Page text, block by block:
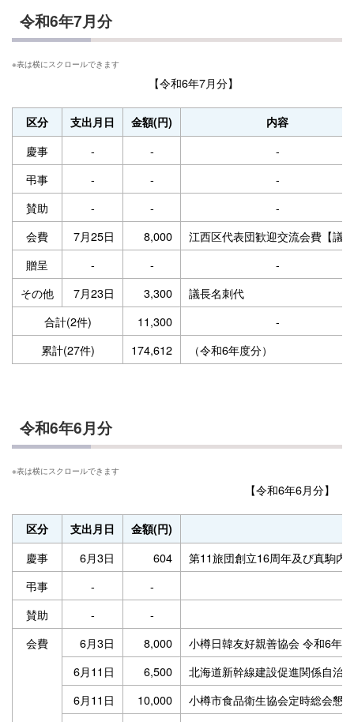
令和6年7月分
【令和6年7月分】
区分 支出月日 金額(円) 内容
慶事 - -
-
弔事
- -
-
賛助
- -
-
会費
7月25日 8,000
江西区代表団歓迎交流会費【議
贈呈
- -
-
その他
7月23日 3,300
議長名刺代
合計(2件)
11,300
-
累計(27件)
174,612 （令和6年度分）
令和6年6月分
【令和6年6月分】
区分 支出月日 金額(円)
慶事 6月3日 604
第11旅団創立16周年及び真駒内
弔事
-
-
賛助
-
-
会費
6月3日 8,000
小樽日韓友好親善協会 令和6年
6月11日
6,500
北海道新幹線建設促進関係自治
6月11日
10,000
小樽市食品衛生協会定時総会懇